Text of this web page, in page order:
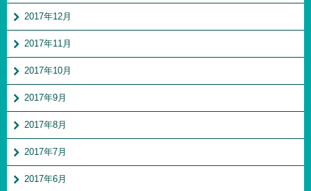
2017年12月
2017年11月
2017年10月
2017年9月
2017年8月
2017年7月
2017年6月